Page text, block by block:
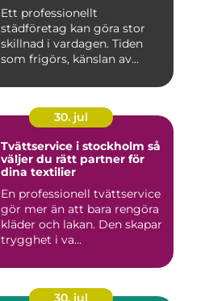
Ett professionellt
städföretag kan göra stor
skillnad i vardagen. Tiden
som frigörs, känslan av
30. jul
Tvättservice i stockholm så
väljer du rätt partner för
dina textilier
En professionell tvättservice
gör mer än att bara rengöra
kläder och lakan. Den skapar
trygghet i va...
30. jul